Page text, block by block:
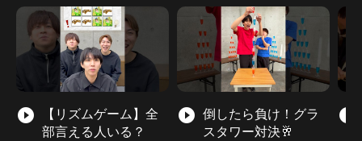
play_circle_filled
【リズムゲーム】全
部言える人いる？
play_circle_filled 倒したら負け！グラ
スタワー対決🥂
play_circle_filled